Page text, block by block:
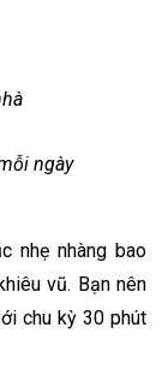
ngày
nhẹ nhàng bao
vũ. Bạn nên
chu kỳ 30 phút